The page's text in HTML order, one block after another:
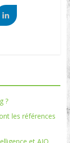
?
les références